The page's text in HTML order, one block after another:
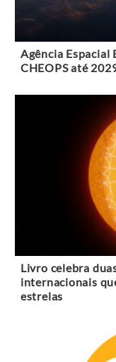
Agência Espacial
CHEOPS até
Livro celebra
internacionais
estrelas